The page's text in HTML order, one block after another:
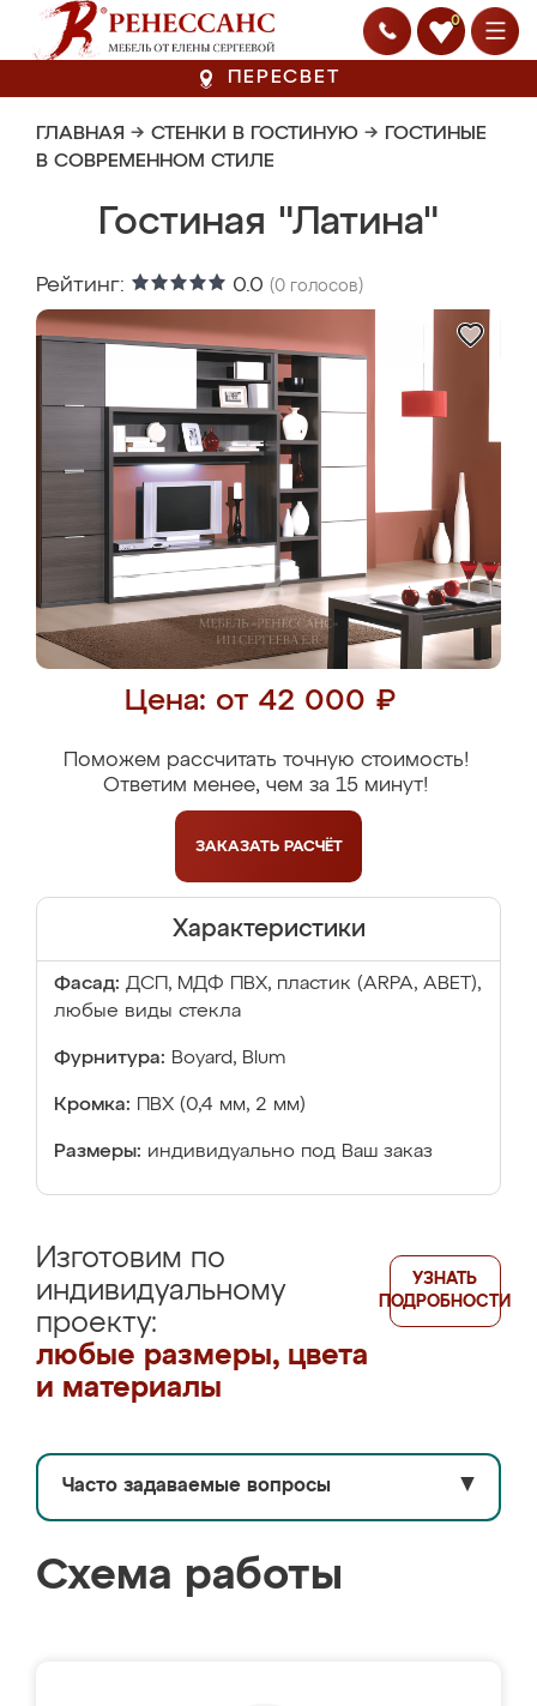
0
ПЕРЕСВЕТ
ГЛАВНАЯ → СТЕНКИ В ГОСТИНУЮ → ГОСТИНЫЕ
В СОВРЕМЕННОМ СТИЛЕ
Гостиная "Латина"
Рейтинг: 0.0 (0 голосов)
Цена: от 42 000 ₽
Поможем рассчитать точную стоимость!
Ответим менее, чем за 15 минут!
ЗАКАЗАТЬ РАСЧЁТ
Характеристики
Фасад: ДСП, МДФ ПВХ, пластик (ARPA, ABET),
любые виды стекла
Фурнитура: Boyard, Blum
Кромка: ПВХ (0,4 мм, 2 мм)
Размеры: индивидуально под Ваш заказ
Изготовим по
индивидуальному
проекту:
любые размеры, цвета
и материалы
УЗНАТЬ
ПОДРОБНОСТИ
Часто задаваемые вопросы ▼
Схема работы